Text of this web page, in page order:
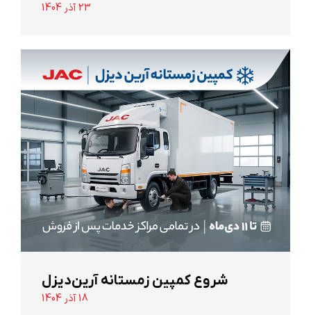
23 آذر 1404
شروع کمپین زمستانه آرین‌دیزل
18 آذر 1404